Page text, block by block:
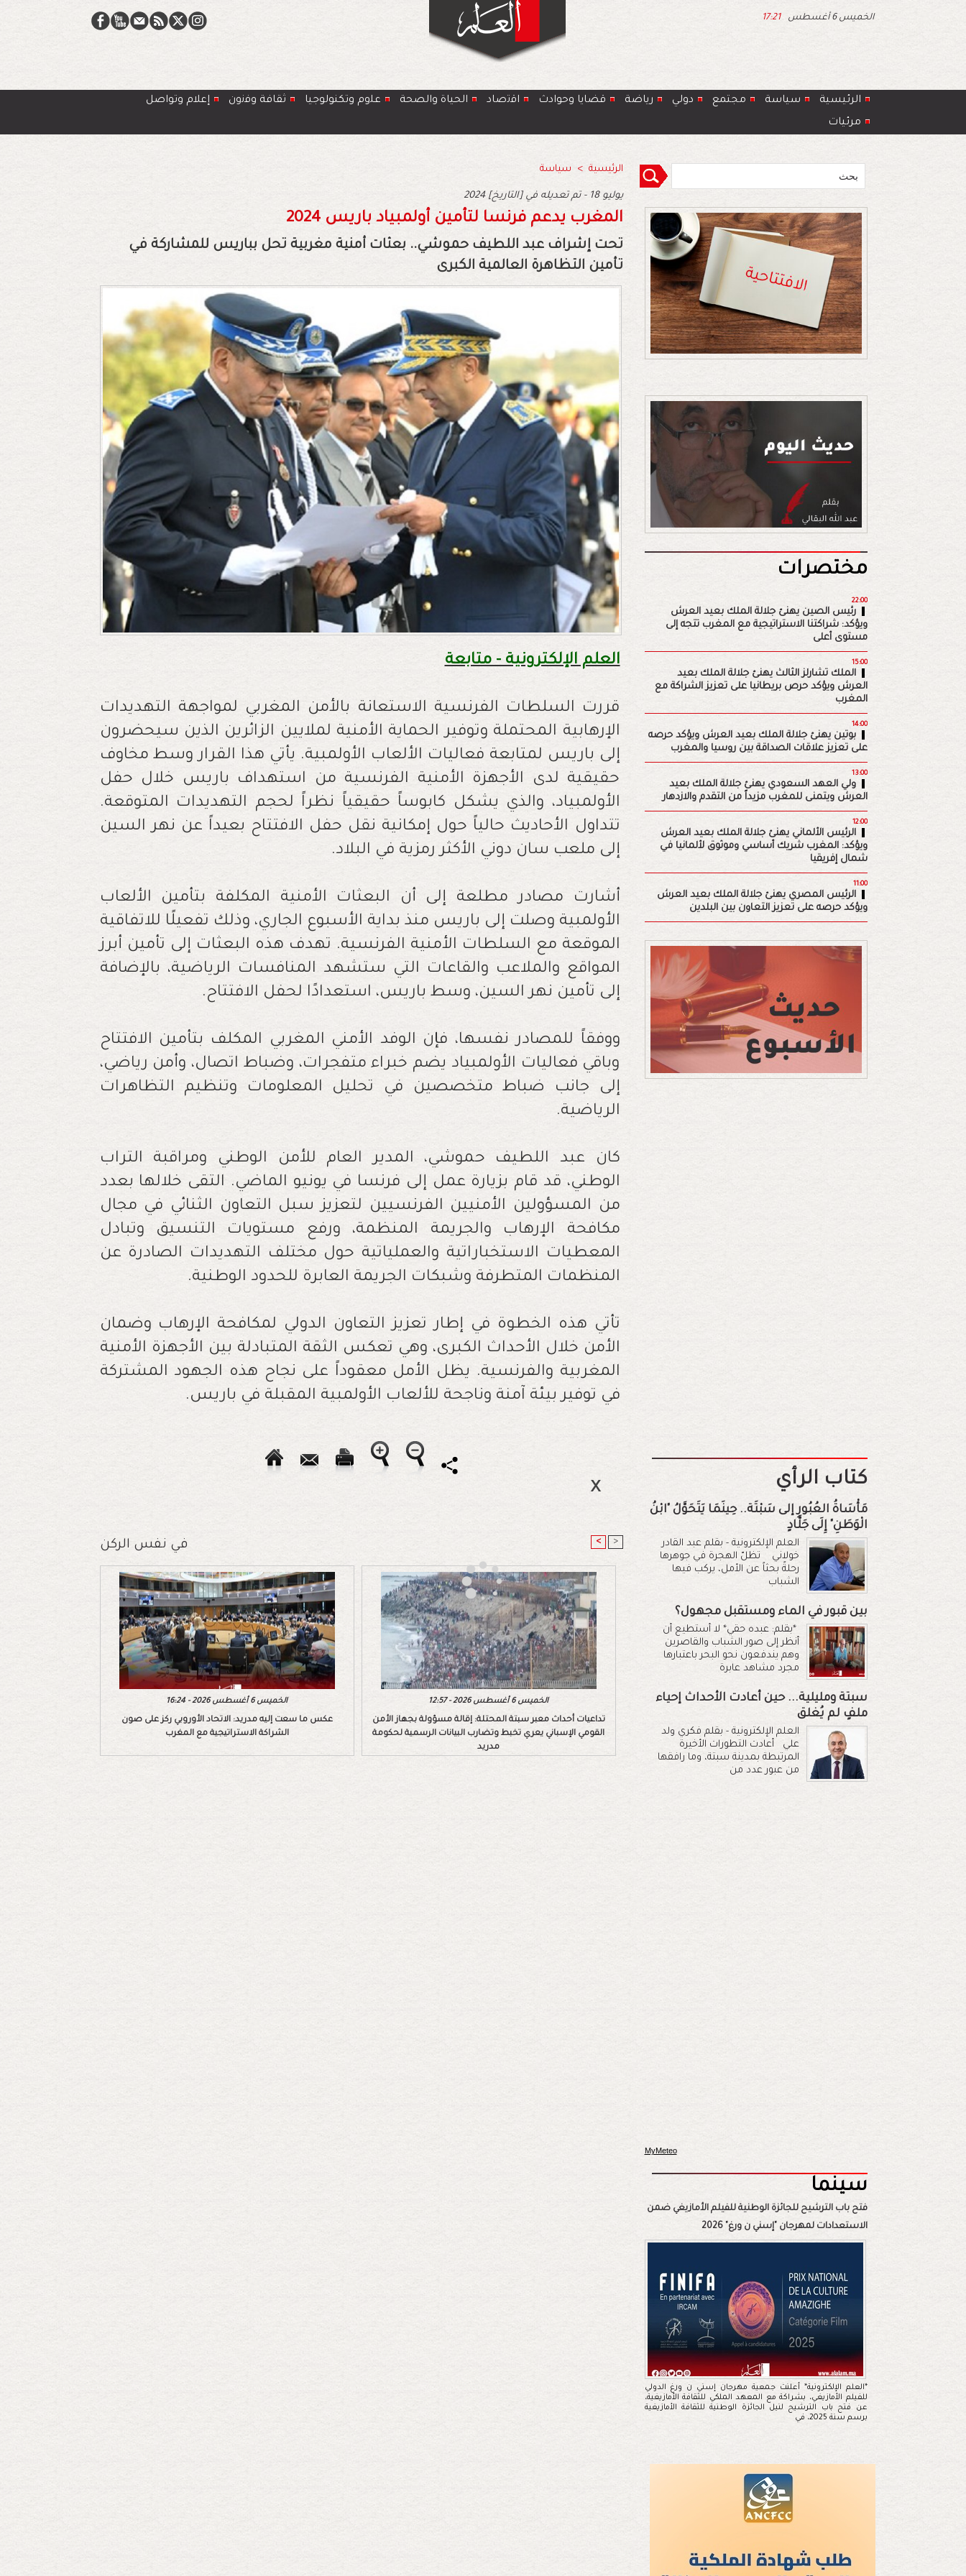
الخميس 6 أغسطس 17:21
الرئيسية سياسة مجتمع دولي رياضة قضايا وحوادث اﻗﺗﺻﺎد الحياة والصحة ﻋﻠوم وتكنولوجيا ﺛﻘﺎﻓﺔ وﻓﻧون
إعلام وتواصل
مرئيات
الرئيسية > سياسة
2024 يوليو 18 - تم تعديله في [التاريخ]
المغرب يدعم فرنسا لتأمين أولمبياد باريس 2024
تحت إشراف عبد اللطيف حموشي.. بعثات أمنية مغربية تحل بباريس للمشاركة في
تأمين التظاهرة العالمية الكبرى
العلم الإلكترونية - متابعة
قررت السلطات الفرنسية الاستعانة بالأمن المغربي لمواجهة التهديدات
الإرهابية المحتملة وتوفير الحماية الأمنية لملايين الزائرين الذين سيحضرون
إلى باريس لمتابعة فعاليات الألعاب الأولمبية. يأتي هذا القرار وسط مخاوف
حقيقية لدى الأجهزة الأمنية الفرنسية من استهداف باريس خلال حفل
الأولمبياد، والذي يشكل كابوساً حقيقياً نظراً لحجم التهديدات المتوقعة.
تتداول الأحاديث حالياً حول إمكانية نقل حفل الافتتاح بعيداً عن نهر السين
إلى ملعب سان دوني الأكثر رمزية في البلاد.
أشارت مصادر مطلعة إلى أن البعثات الأمنية المكلفة بتأمين الألعاب
الأولمبية وصلت إلى باريس منذ بداية الأسبوع الجاري، وذلك تفعيلًا للاتفاقية
الموقعة مع السلطات الأمنية الفرنسية. تهدف هذه البعثات إلى تأمين أبرز
المواقع والملاعب والقاعات التي ستشهد المنافسات الرياضية، بالإضافة
إلى تأمين نهر السين، وسط باريس، استعدادًا لحفل الافتتاح.
ووفقاً للمصادر نفسها، فإن الوفد الأمني المغربي المكلف بتأمين الافتتاح
وباقي فعاليات الأولمبياد يضم خبراء متفجرات، وضباط اتصال، وأمن رياضي،
إلى جانب ضباط متخصصين في تحليل المعلومات وتنظيم التظاهرات
الرياضية.
كان عبد اللطيف حموشي، المدير العام للأمن الوطني ومراقبة التراب
الوطني، قد قام بزيارة عمل إلى فرنسا في يونيو الماضي. التقى خلالها بعدد
من المسؤولين الأمنيين الفرنسيين لتعزيز سبل التعاون الثنائي في مجال
مكافحة الإرهاب والجريمة المنظمة، ورفع مستويات التنسيق وتبادل
المعطيات الاستخباراتية والعملياتية حول مختلف التهديدات الصادرة عن
المنظمات المتطرفة وشبكات الجريمة العابرة للحدود الوطنية.
تأتي هذه الخطوة في إطار تعزيز التعاون الدولي لمكافحة الإرهاب وضمان
الأمن خلال الأحداث الكبرى، وهي تعكس الثقة المتبادلة بين الأجهزة الأمنية
المغربية والفرنسية. يظل الأمل معقوداً على نجاح هذه الجهود المشتركة
في توفير بيئة آمنة وناجحة للألعاب الأولمبية المقبلة في باريس.
في نفس الركن < >
الخميس 6 أغسطس 2026 - 16:24
عكس ما سعت إليه مدريد: الاتحاد الأوروبي ركز على صون
الشراكة الاستراتيجية مع المغرب
الخميس 6 أغسطس 2026 - 12:57
تداعيات أحداث معبر سبتة المحتلة: إقالة مسؤولة بجهاز الأمن
القومي الإسباني يعري تخبط وتضارب البيانات الرسمية لحكومة
مدريد
مختصرات
22:00
رئيس الصين يهنئ جلالة الملك بعيد العرش
ويؤكد: شراكتنا الاستراتيجية مع المغرب تتجه إلى
مستوى أعلى
15:00
الملك تشارلز الثالث يهنئ جلالة الملك بعيد
العرش ويؤكد حرص بريطانيا على تعزيز الشراكة مع
المغرب
14:00
بوتين يهنئ جلالة الملك بعيد العرش ويؤكد حرصه
على تعزيز علاقات الصداقة بين روسيا والمغرب
13:00
ولي العهد السعودي يهنئ جلالة الملك بعيد
العرش ويتمنى للمغرب مزيداً من التقدم والازدهار
12:00
الرئيس الألماني يهنئ جلالة الملك بعيد العرش
ويؤكد: المغرب شريك أساسي وموثوق لألمانيا في
شمال إفريقيا
11:00
الرئيس المصري يهنئ جلالة الملك بعيد العرش
ويؤكد حرصه على تعزيز التعاون بين البلدين
كتاب الرأي
مَأْسَاةُ العُبُورِ إلى سَبْتَة.. حِينَمَا يَتَحَوَّلُ "ابْنُ
الْوَطَنِ" إِلَى جَلَّادٍ
العلم الإلكترونية - بقلم عبد القادر
خولاني تظلّ الهجرة في جوهرها
رحلةً بحثاً عن الأمل، يركب فيها
الشباب
بين قبور في الماء ومستقبل مجهول؟
*بقلم: عبده حقي* لا أستطيع أن
أنظر إلى صور الشباب والقاصرين
وهم يندفعون نحو البحر باعتبارها
مجرد مشاهد عابرة
سبتة ومليلية... حين أعادت الأحداث إحياء
ملفٍ لم يُغلق
العلم الإلكترونية - بقلم فكري ولد
علي أعادت التطورات الأخيرة
المرتبطة بمدينة سبتة، وما رافقها
من عبور عدد من
MyMeteo
سينما
فتح باب الترشيح للجائزة الوطنية للفيلم الأمازيغي ضمن
الاستعدادات لمهرجان "إسني ن ورغ" 2026
*العلم الإلكترونية* أعلنت جمعية مهرجان إسني ن ورغ الدولي
للفيلم الأمازيغي، بشراكة مع المعهد الملكي للثقافة الأمازيغية،
عن فتح باب الترشيح لنيل الجائزة الوطنية للثقافة الأمازيغية
برسم سنة 2025، في